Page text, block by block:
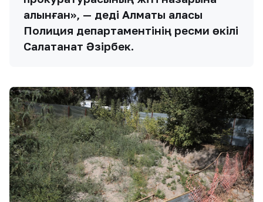
алынған», — деді Алматы қаласы
Полиция департаментінің ресми өкілі
Салатанат Әзірбек.